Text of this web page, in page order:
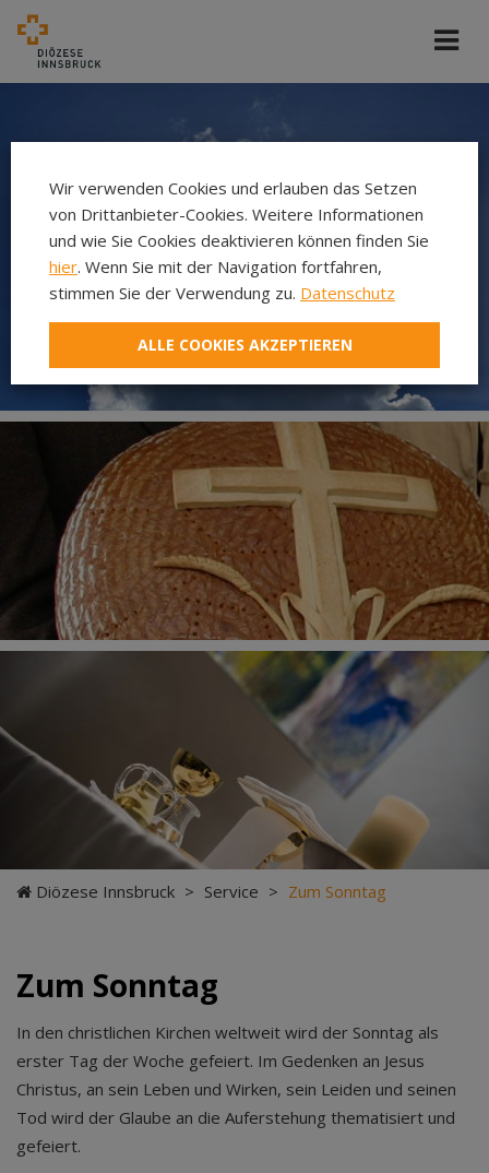
Diözese Innsbruck > Service > Zum Sonntag
Zum Sonntag
In den christlichen Kirchen weltweit wird der Sonntag als
erster Tag der Woche gefeiert. Im Gedenken an Jesus
Christus, an sein Leben und Wirken, sein Leiden und seinen
Tod wird der Glaube an die Auferstehung thematisiert und
gefeiert.
Wir verwenden Cookies und erlauben das Setzen
von Drittanbieter-Cookies. Weitere Informationen
und wie Sie Cookies deaktivieren können finden Sie
hier. Wenn Sie mit der Navigation fortfahren,
stimmen Sie der Verwendung zu. Datenschutz
ALLE COOKIES AKZEPTIEREN